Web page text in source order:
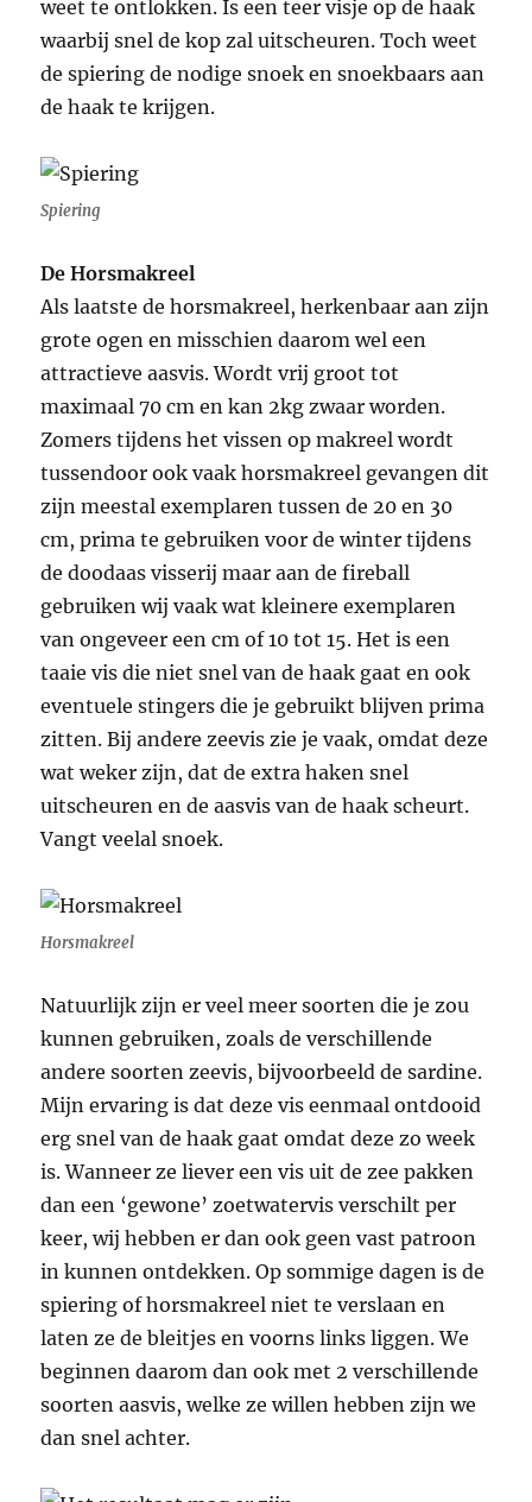
weet te ontlokken. Is een teer visje op de haak
waarbij snel de kop zal uitscheuren. Toch weet
de spiering de nodige snoek en snoekbaars aan
de haak te krijgen.
Spiering
De Horsmakreel
Als laatste de horsmakreel, herkenbaar aan zijn
grote ogen en misschien daarom wel een
attractieve aasvis. Wordt vrij groot tot
maximaal 70 cm en kan 2kg zwaar worden.
Zomers tijdens het vissen op makreel wordt
tussendoor ook vaak horsmakreel gevangen dit
zijn meestal exemplaren tussen de 20 en 30
cm, prima te gebruiken voor de winter tijdens
de doodaas visserij maar aan de fireball
gebruiken wij vaak wat kleinere exemplaren
van ongeveer een cm of 10 tot 15. Het is een
taaie vis die niet snel van de haak gaat en ook
eventuele stingers die je gebruikt blijven prima
zitten. Bij andere zeevis zie je vaak, omdat deze
wat weker zijn, dat de extra haken snel
uitscheuren en de aasvis van de haak scheurt.
Vangt veelal snoek.
Horsmakreel
Natuurlijk zijn er veel meer soorten die je zou
kunnen gebruiken, zoals de verschillende
andere soorten zeevis, bijvoorbeeld de sardine.
Mijn ervaring is dat deze vis eenmaal ontdooid
erg snel van de haak gaat omdat deze zo week
is. Wanneer ze liever een vis uit de zee pakken
dan een ‘gewone’ zoetwatervis verschilt per
keer, wij hebben er dan ook geen vast patroon
in kunnen ontdekken. Op sommige dagen is de
spiering of horsmakreel niet te verslaan en
laten ze de bleitjes en voorns links liggen. We
beginnen daarom dan ook met 2 verschillende
soorten aasvis, welke ze willen hebben zijn we
dan snel achter.